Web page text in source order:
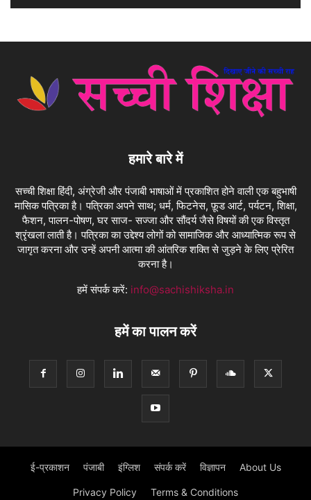
हमारे बारे में
सच्ची शिक्षा हिंदी, अंग्रेजी और पंजाबी भाषाओं में प्रकाशित होने वाली एक बहुभाषी
मासिक पत्रिका है। पत्रिका अपने साथ; धर्म, फिटनेस, फ़ूड आर्ट, पर्यटन, शिक्षा,
फैशन, पालन-पोषण, घर साज- सज्जा और सौंदर्य जैसे विषयों की एक विस्तृत
श्रृंखला लाती है। पत्रिका का उद्देश्य लोगों को सामाजिक और आध्यात्मिक रूप से
जागृत करना और उन्हें अपनी आत्मा की आंतरिक शक्ति से जुड़ने के लिए प्रेरित
करना है।
हमें संपर्क करें: info@sachishiksha.in
हमें का पालन करें
ई-प्रकाशन पंजाबी इंग्लिश संपर्क करें विज्ञापन About Us
Privacy Policy Terms & Conditions